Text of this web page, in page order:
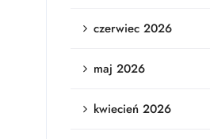
czerwiec 2026
maj 2026
kwiecień 2026